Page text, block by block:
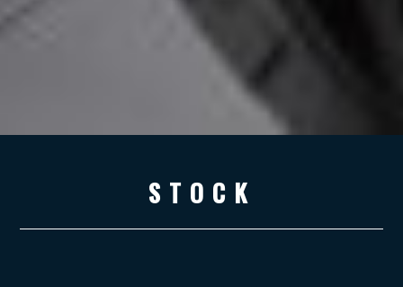
STOCK